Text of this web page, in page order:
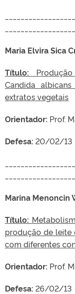
Maria Elvira Sica
Título:
Candida
extratos vegetais
Orientador: Prof.
Defesa: 20/02/13
Marina Menoncin
Título:
produção de leite
com diferentes
Orientador: Prof.
Defesa: 26/02/13